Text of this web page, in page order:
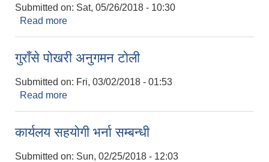
Submitted on: Sat, 05/26/2018 - 10:30
Read more
गुराँसे पोखरी अनुगमन टोली
Submitted on: Fri, 03/02/2018 - 01:53
Read more
कार्यलय सहयोगी भर्ना सम्बन्धी
Submitted on: Sun, 02/25/2018 - 12:03